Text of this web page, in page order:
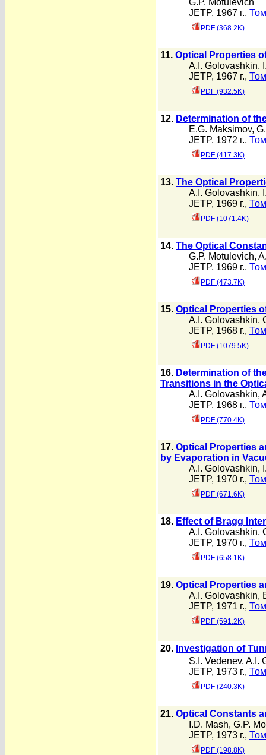
G.P. Motulevich
JETP, 1967 г.,
PDF (368.2K)
11. Optical Properties
A.I. Golovashkin,
JETP, 1967 г.,
PDF (932.5K)
12. Determination of
E.G. Maksimov,
JETP, 1972 г.,
PDF (417.3K)
13. The Optical
A.I. Golovashkin,
JETP, 1969 г.,
PDF (1071.4K)
14. The Optical
G.P. Motulevich,
JETP, 1969 г.,
PDF (473.7K)
15. Optical Properties
A.I. Golovashkin,
JETP, 1968 г.,
PDF (1079.5K)
16. Determination of
Transitions in the
A.I. Golovashkin,
JETP, 1968 г.,
PDF (770.4K)
17. Optical Properties
by Evaporation in
A.I. Golovashkin,
JETP, 1970 г.,
PDF (671.6K)
18. Effect of Bragg
A.I. Golovashkin,
JETP, 1970 г.,
PDF (658.1K)
19. Optical Properties
A.I. Golovashkin,
JETP, 1971 г.,
PDF (591.2K)
20. Investigation of
S.I. Vedenev, A.I.
JETP, 1973 г.,
PDF (240.3K)
21. Optical Constants
I.D. Mash, G.P.
JETP, 1973 г.,
PDF (198.8K)